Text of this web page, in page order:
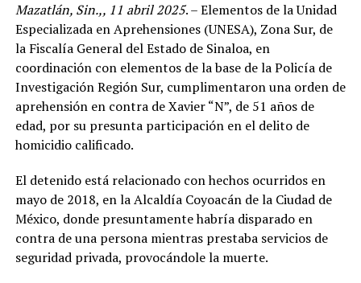
Mazatlán, Sin.,, 11 abril 2025. – Elementos de la Unidad
Especializada en Aprehensiones (UNESA), Zona Sur, de
la Fiscalía General del Estado de Sinaloa, en
coordinación con elementos de la base de la Policía de
Investigación Región Sur, cumplimentaron una orden de
aprehensión en contra de Xavier “N”, de 51 años de
edad, por su presunta participación en el delito de
homicidio calificado.
El detenido está relacionado con hechos ocurridos en
mayo de 2018, en la Alcaldía Coyoacán de la Ciudad de
México, donde presuntamente habría disparado en
contra de una persona mientras prestaba servicios de
seguridad privada, provocándole la muerte.